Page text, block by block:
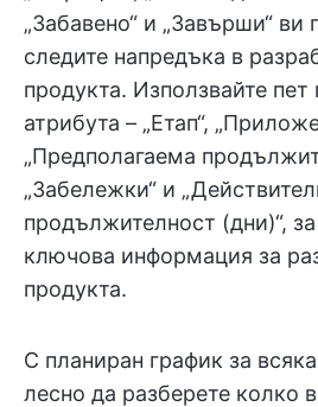
„Забавено“ и „Завърши“ ви
следите напредъка в
продукта. Използвайте
атрибута – „Етап“,
„Предполагаема
„Забележки“ и
продължителност (дни)“,
ключова информация за
продукта.
С планиран график за
лесно да разберете колко